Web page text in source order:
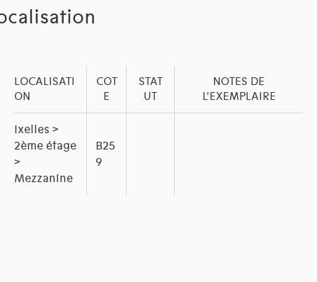
LOCALISATI
ON
COT
E
STAT
UT
NOTES DE
L'EXEMPLAIRE
Ixelles >
2ème étage
>
Mezzanine
B25
9